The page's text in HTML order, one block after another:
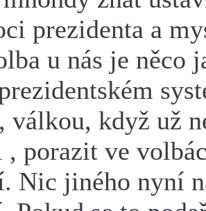
prezidenta a
u nás je něco
válkou, když už
porazit ve
Nic jiného nyní